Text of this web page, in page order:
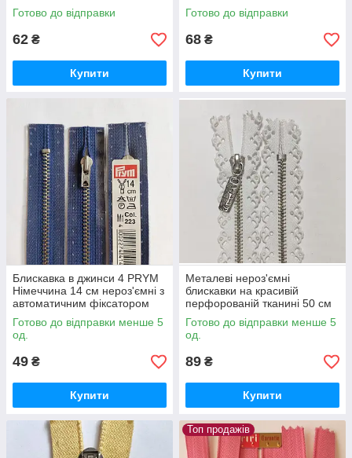
фіксатором колір т.зелений
Готово до відправки
62 ₴
Купити
фіксатором, синій і блакитний
Готово до відправки
68 ₴
Купити
Блискавка в джинси 4 PRYM
Німеччина 14 см нероз'ємні з
автоматичним фіксатором
колір синій
Готово до відправки менше 5
од.
49 ₴
Купити
Металеві нероз'ємні
блискавки на красивій
перфорованій тканині 50 см
колір Білий
Готово до відправки менше 5
од.
89 ₴
Купити
Топ продажів